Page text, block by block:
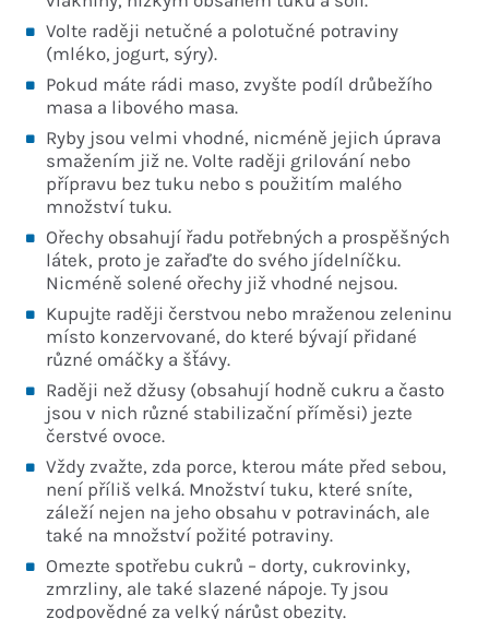
Volte raději netučné a polotučné potraviny
(mléko, jogurt, sýry).
Pokud máte rádi maso, zvyšte podíl drůbežího
masa a libového masa.
Ryby jsou velmi vhodné, nicméně jejich úprava
smažením již ne. Volte raději grilování nebo
přípravu bez tuku nebo s použitím malého
množství tuku.
Ořechy obsahují řadu potřebných a prospěšných
látek, proto je zařaďte do svého jídelníčku.
Nicméně solené ořechy již vhodné nejsou.
Kupujte raději čerstvou nebo mraženou zeleninu
místo konzervované, do které bývají přidané
různé omáčky a šťávy.
Raději než džusy (obsahují hodně cukru a často
jsou v nich různé stabilizační příměsi) jezte
čerstvé ovoce.
Vždy zvažte, zda porce, kterou máte před sebou,
není příliš velká. Množství tuku, které sníte,
záleží nejen na jeho obsahu v potravinách, ale
také na množství požité potraviny.
Omezte spotřebu cukrů – dorty, cukrovinky,
zmrzliny, ale také slazené nápoje. Ty jsou
zodpovědné za velký nárůst obezity.